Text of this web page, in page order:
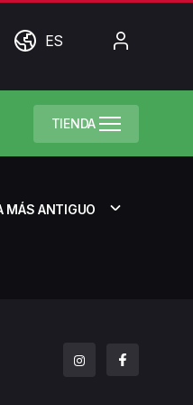
Mundo
ES
TIENDA
MÁS ANTIGUO